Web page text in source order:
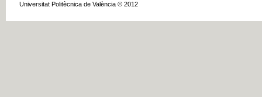
Universitat Politècnica de València © 2012